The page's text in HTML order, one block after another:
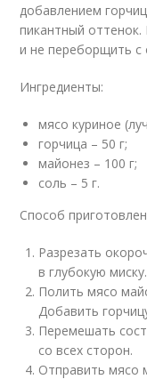
добавлением
пикантный
и не переборщить
Ингредиенты:
мясо куриное
горчица – 50 г;
майонез – 100 г;
соль – 5 г.
Способ
Разрезать
в глубокую миску.
Полить мясо
Добавить
Перемешать
со всех сторон.
Отправить мясо